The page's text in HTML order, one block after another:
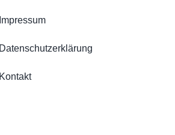
Impressum
Datenschutzerklärung
Kontakt